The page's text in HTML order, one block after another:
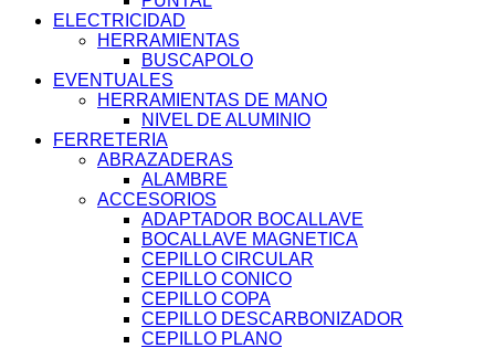
ELECTRICIDAD
HERRAMIENTAS
BUSCAPOLO
EVENTUALES
HERRAMIENTAS DE MANO
NIVEL DE ALUMINIO
FERRETERIA
ABRAZADERAS
ALAMBRE
ACCESORIOS
ADAPTADOR BOCALLAVE
BOCALLAVE MAGNETICA
CEPILLO CIRCULAR
CEPILLO CONICO
CEPILLO COPA
CEPILLO DESCARBONIZADOR
CEPILLO PLANO